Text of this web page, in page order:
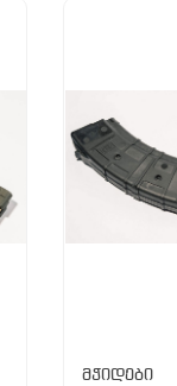
მჭიდები